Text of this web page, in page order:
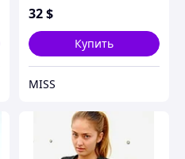
32$
Купить
MISS